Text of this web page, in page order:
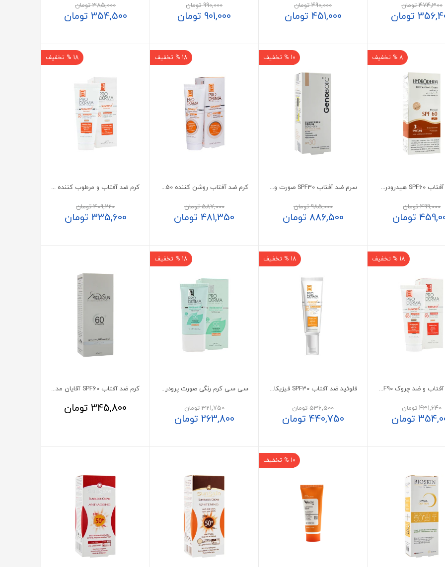
474,300تومان
تومان
490,000تومان
451,000 تومان
990,000تومان
901,000 تومان
385,000تومان
354,500 تومان
8 % تخفیف
کرم ضد آفتاب SPF60 هیدرودرم بژ روشن 50 میلی لیتر
499,000تومان
تومان
10 % تخفیف
سرم ضد آفتاب SPF30 صورت و گردن ژنوبایوتیک
985,000تومان
886,500 تومان
18 % تخفیف
کرم ضد آفتاب روشن کننده SPF50 رنگی پرودرما
587,000تومان
481,350تومان
18 % تخفیف
کرم ضد آفتاب و مرطوب کننده SPF60 رنگی پرودرما پوست معمولی و خشک
409,220تومان
335,600 تومان
18 % تخفیف
کرم ضد آفتاب و ضد چروک SPF90 رنگی پرودرما
431,640تومان
تومان
18 % تخفیف
فلوئید ضد آفتاب SPF30 فیزیکال پرودرما پوست معمولی و حساس
536,500تومان
440,750 تومان
18 % تخفیف
سی سی کرم رنگی صورت پرودرما پوست معمولی و حساس
321,750تومان
263,800 تومان
کرم ضد آفتاب SPF60 آقایان مدیسان
345,800تومان
10 % تخفیف